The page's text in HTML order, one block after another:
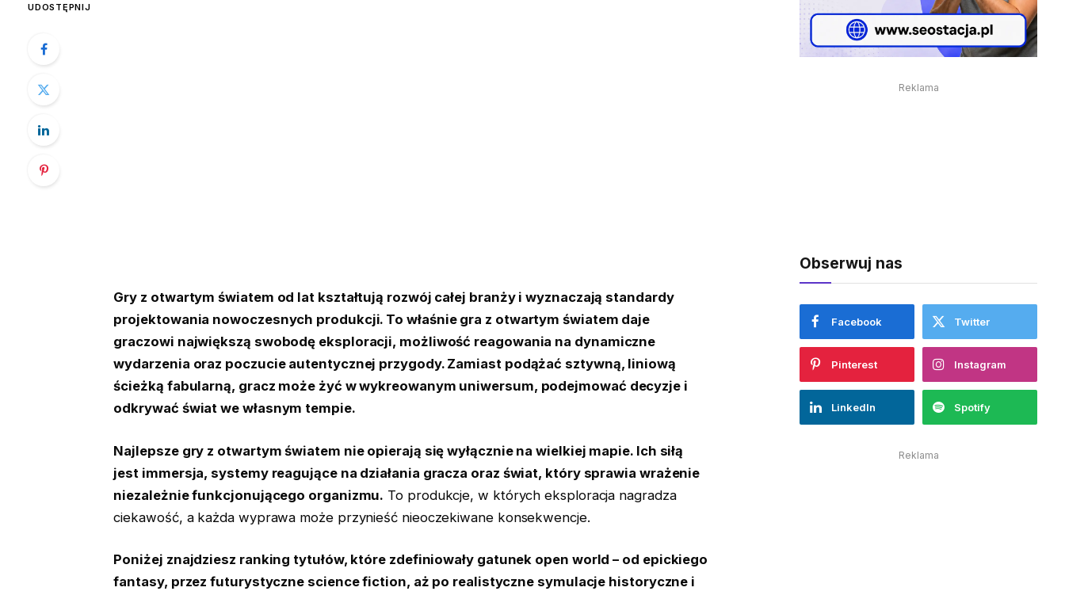
UDOSTĘPNIJ
Gry z otwartym światem od lat kształtują rozwój całej branży i wyznaczają standardy
projektowania nowoczesnych produkcji. To właśnie gra z otwartym światem daje
graczowi największą swobodę eksploracji, możliwość reagowania na dynamiczne
wydarzenia oraz poczucie autentycznej przygody. Zamiast podążać sztywną, liniową
ścieżką fabularną, gracz może żyć w wykreowanym uniwersum, podejmować decyzje i
odkrywać świat we własnym tempie.
Najlepsze gry z otwartym światem nie opierają się wyłącznie na wielkiej mapie. Ich siłą
jest immersja, systemy reagujące na działania gracza oraz świat, który sprawia wrażenie
niezależnie funkcjonującego organizmu. To produkcje, w których eksploracja nagradza
ciekawość, a każda wyprawa może przynieść nieoczekiwane konsekwencje.
Poniżej znajdziesz ranking tytułów, które zdefiniowały gatunek open world – od epickiego
fantasy, przez futurystyczne science fiction, aż po realistyczne symulacje historyczne i
Reklama
Obserwuj nas
Facebook Twitter
Pinterest Instagram
LinkedIn Spotify
Reklama